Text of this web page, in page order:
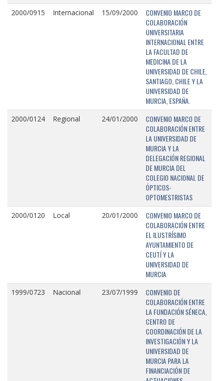
2000/0915 Internacional 15/09/2000
CONVENIO MARCO DE
COLABORACIÓN
UNIVERSITARIA
INTERNACIONAL ENTRE
LA FACULTAD DE
MEDICINA DE LA
UNIVERSIDAD DE CHILE,
SANTIAGO, CHILE Y LA
UNIVERSIDAD DE
MURCIA, ESPAÑA.
2000/0124 Regional 24/01/2000
CONVENIO MARCO DE
COLABORACIÓN ENTRE
LA UNIVERSIDAD DE
MURCIA Y LA
DELEGACIÓN REGIONAL
DE MURCIA DEL
COLEGIO NACIONAL DE
ÓPTICOS-
OPTOMESTRISTAS
2000/0120 Local 20/01/2000
CONVENIO MARCO DE
COLABORACIÓN ENTRE
EL ILUSTRÍSIMO
AYUNTAMIENTO DE
CEUTÍ Y LA
UNIVERSIDAD DE
MURCIA
1999/0723 Nacional 23/07/1999
CONVENIO DE
COLABORACIÓN ENTRE
LA FUNDACIÓN SÉNECA,
CENTRO DE
COORDINACIÓN DE LA
INVESTIGACIÓN Y LA
UNIVERSIDAD DE
MURCIA PARA LA
FINANCIACIÓN DE